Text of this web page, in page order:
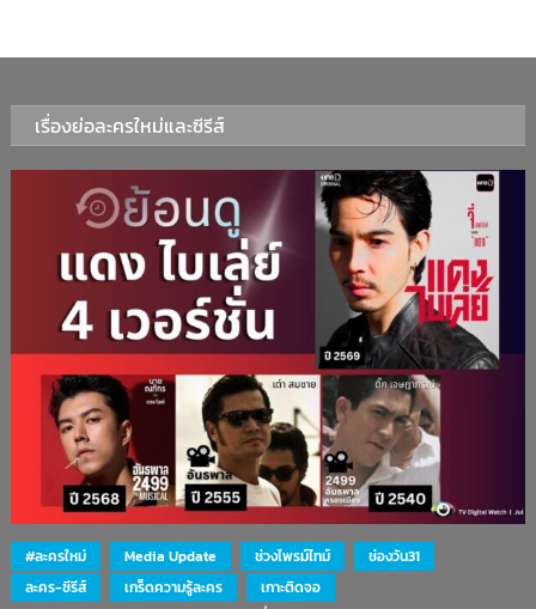
เรื่องย่อละครใหม่และซีรีส์
#ละครใหม่ Media Update ช่วงไพรม์ไทม์
ช่องวัน31
ละคร-ซีรีส์
เกร็ดความรู้ละคร เกาะติดจอ